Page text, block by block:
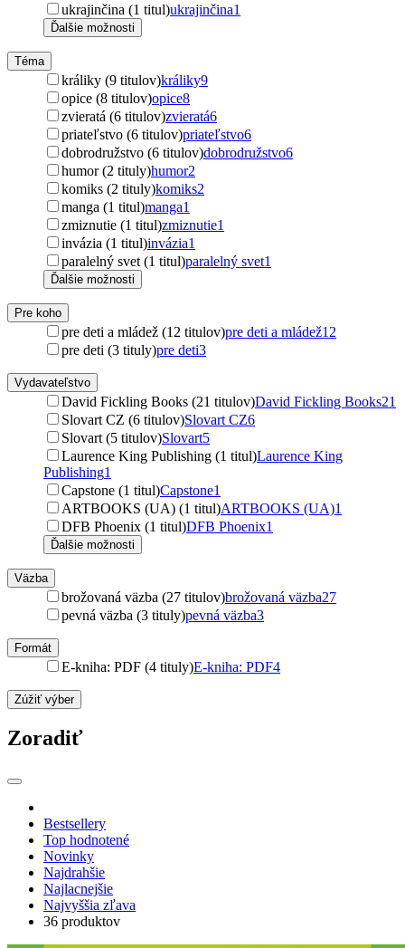
ukrajinčina (1 titul)ukrajinčina1
Ďalšie možnosti
Téma
králiky (9 titulov)králiky9
opice (8 titulov)opice8
zvieratá (6 titulov)zvieratá6
priateľstvo (6 titulov)priateľstvo6
dobrodružstvo (6 titulov)dobrodružstvo6
humor (2 tituly)humor2
komiks (2 tituly)komiks2
manga (1 titul)manga1
zmiznutie (1 titul)zmiznutie1
invázia (1 titul)invázia1
paralelný svet (1 titul)paralelný svet1
Ďalšie možnosti
Pre koho
pre deti a mládež (12 titulov)pre deti a mládež12
pre deti (3 tituly)pre deti3
Vydavateľstvo
David Fickling Books (21 titulov)David Fickling Books21
Slovart CZ (6 titulov)Slovart CZ6
Slovart (5 titulov)Slovart5
Laurence King Publishing (1 titul)Laurence King
Publishing1
Capstone (1 titul)Capstone1
ARTBOOKS (UA) (1 titul)ARTBOOKS (UA)1
DFB Phoenix (1 titul)DFB Phoenix1
Ďalšie možnosti
Väzba
brožovaná väzba (27 titulov)brožovaná väzba27
pevná väzba (3 tituly)pevná väzba3
Formát
E-kniha: PDF (4 tituly)E-kniha: PDF4
Zúžiť výber
Zoradiť
Bestsellery
Top hodnotené
Novinky
Najdrahšie
Najlacnejšie
Najvyššia zľava
36 produktov